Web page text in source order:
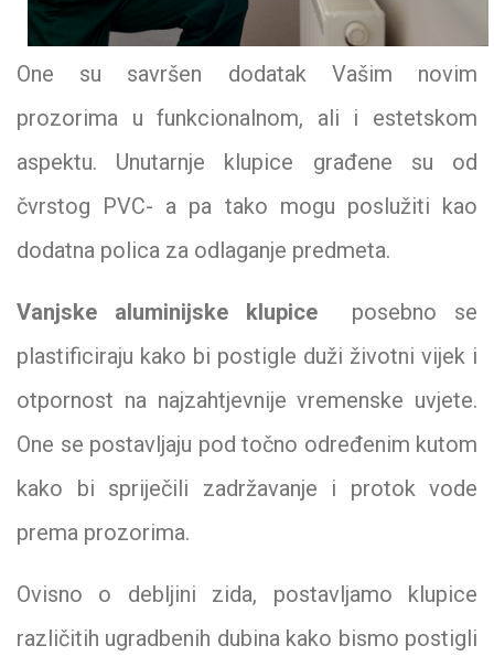
One su savršen dodatak Vašim novim
prozorima u funkcionalnom, ali i estetskom
aspektu. Unutarnje klupice građene su od
čvrstog PVC- a pa tako mogu poslužiti kao
dodatna polica za odlaganje predmeta.
Vanjske aluminijske klupiceposebno se
plastificiraju kako bi postigle duži životni vijek i
otpornost na najzahtjevnije vremenske uvjete.
One se postavljaju pod točno određenim kutom
kako bi spriječili zadržavanje i protok vode
prema prozorima.
Ovisno o debljini zida, postavljamo klupice
različitih ugradbenih dubina kako bismo postigli